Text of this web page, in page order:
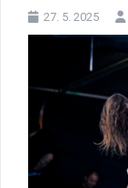
27. 5. 2025